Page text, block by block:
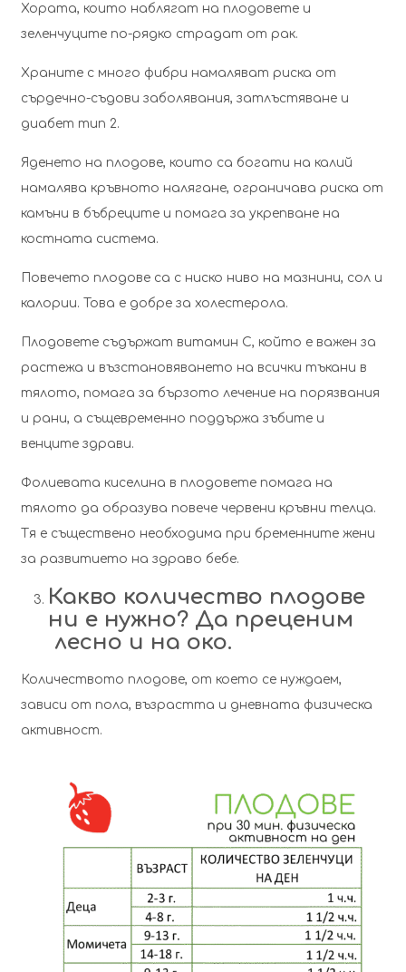
Хората, които наблягат на плодовете и
зеленчуците по-рядко страдат от рак.
Храните с много фибри намаляват риска от
сърдечно-съдови заболявания, затлъстяване и
диабет тип 2.
Яденето на плодове, които са богати на калий
намалява кръвното налягане, ограничава риска от
камъни в бъбреците и помага за укрепване на
костната система.
Повечето плодове са с ниско ниво на мазнини, сол и
калории. Това е добре за холестерола.
Плодовете съдържат витамин С, който е важен за
растежа и възстановяването на всички тъкани в
тялото, помага за бързото лечение на порязвания
и рани, а същевременно поддържа зъбите и
венците здрави.
Фолиевата киселина в плодовете помага на
тялото да образува повече червени кръвни телца.
Тя е съществено необходима при бременните жени
за развитието на здраво бебе.
Какво количество плодове
ни е нужно? Да преценим
лесно и на око.
Количеството плодове, от което се нуждаем,
зависи от пола, възрастта и дневната физическа
активност.